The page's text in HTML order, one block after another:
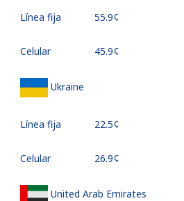
Línea fija ⁦55.9¢⁩
Celular ⁦45.9¢⁩
Ukraine
Línea fija ⁦22.5¢⁩
Celular ⁦26.9¢⁩
United Arab Emirates